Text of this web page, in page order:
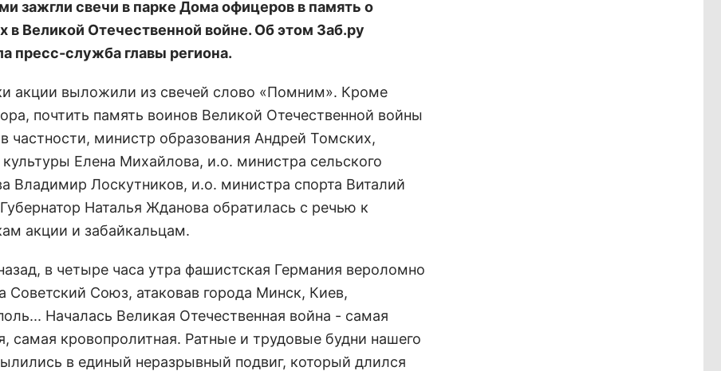
зажгли свечи в парке Дома офицеров в память о
в Великой Отечественной войне. Об этом Заб.ру
пресс-служба главы региона.
акции выложили из свечей слово «Помним». Кроме
почтить память воинов Великой Отечественной войны
частности, министр образования Андрей Томских,
Елена Михайлова, и.о. министра сельского
Владимир Лоскутников, и.о. министра спорта Виталий
Наталья Жданова обратилась с речью к
акции и забайкальцам.
в четыре часа утра фашистская Германия вероломно
Советский Союз, атаковав города Минск, Киев,
Началась Великая Отечественная война - самая
самая кровопролитная. Ратные и трудовые будни нашего
в единый неразрывный подвиг, который длился